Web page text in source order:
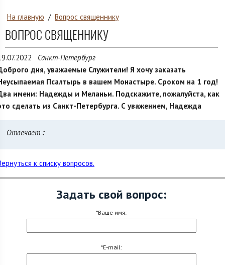
На главную / Вопрос священнику
ВОПРОС СВЯЩЕННИКУ
Санкт-Петербург
дня, уважаемые Служители! Я хочу заказать
Псалтырь в вашем Монастыре. Сроком на 1 год!
имени: Надежды и Меланьи. Подскажите, пожалуйста, как
сделать из Санкт-Петербурга. С уважением, Надежда
Отвечает :
к списку вопросов.
Задать свой вопрос:
*Ваше имя:
*E-mail: